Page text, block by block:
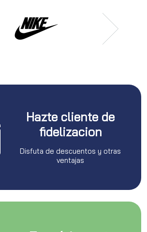
Hazte cliente de
fidelizacion
Disfuta de descuentos y otras
ventajas